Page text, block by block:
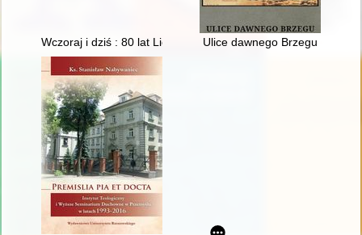
Wczoraj i dziś : 80 lat Liceum Ogólnokształcącego w
Ulice dawnego Brzegu